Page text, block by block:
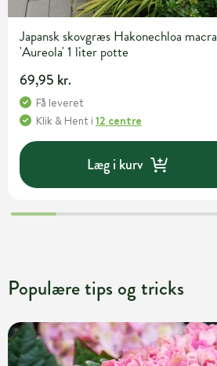
Japansk skovgræs Hakonechloa macra
'Aureola' 1 liter potte
69,95 kr.
Få leveret
Klik & Hent i 12 centre
Læg i kurv
Populære tips og tricks